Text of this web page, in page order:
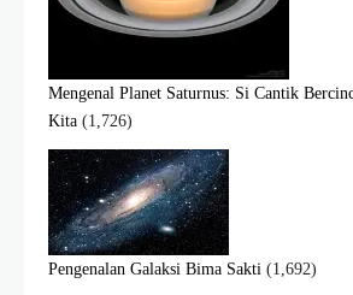
Mengenal Planet Saturnus: Si Cantik
Kita (1,726)
Pengenalan Galaksi Bima Sakti (1,692)